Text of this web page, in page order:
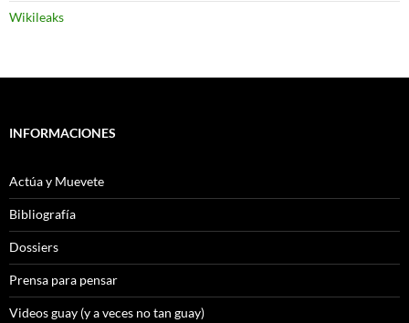
Wikileaks
INFORMACIONES
Actúa y Muevete
Bibliografía
Dossiers
Prensa para pensar
Videos guay (y a veces no tan guay)